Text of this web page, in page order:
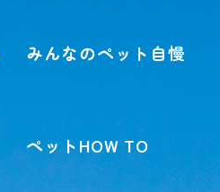
みんなのペット自慢
ペットHOW TO